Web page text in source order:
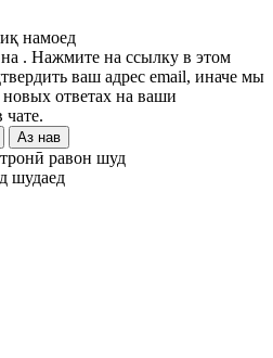
намоед
. Нажмите на ссылку в этом
ваш адрес email, иначе мы
ответах на ваши
Аз нав
равон шуд
шудаед